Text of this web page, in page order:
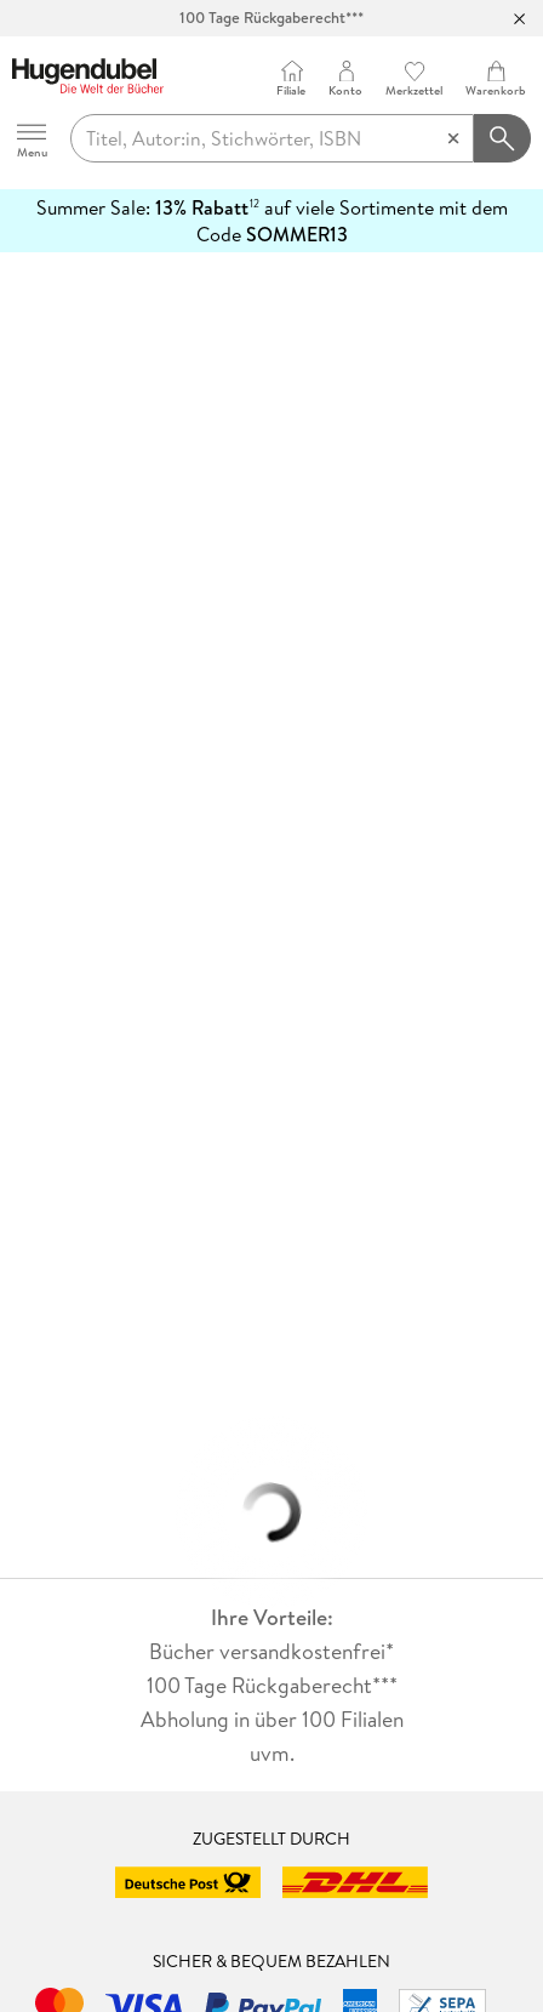
100 Tage Rückgaberecht***
Hugendubel
Menu
Filiale Konto Merkzettel Warenkorb
Summer Sale: 13% Rabatt12auf viele Sortimente mit dem
CodeSOMMER13
erfahren
Ihre Vorteile:
Bücher versandkostenfrei*
100 Tage Rückgaberecht***
Abholung in über 100 Filialen
uvm.
ZUGESTELLT DURCH
SICHER & BEQUEM BEZAHLEN